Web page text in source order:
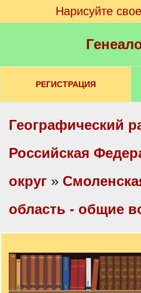
Нарисуйте
РЕГИСТРАЦИЯ
Географический
Российская
округ »
область - общие